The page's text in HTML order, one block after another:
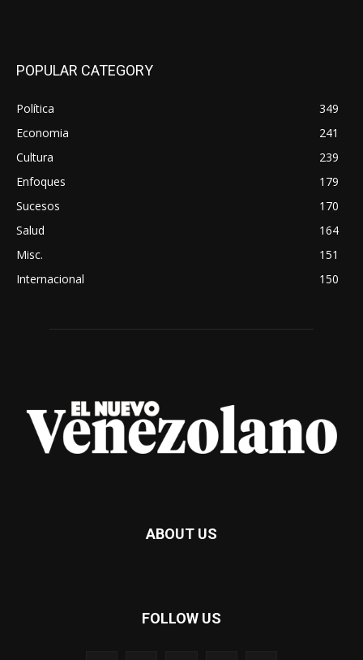
POPULAR CATEGORY
Política
349
Economia
241
Cultura
239
Enfoques
179
Sucesos
170
Salud
164
Misc.
151
Internacional
150
ABOUT US
FOLLOW US